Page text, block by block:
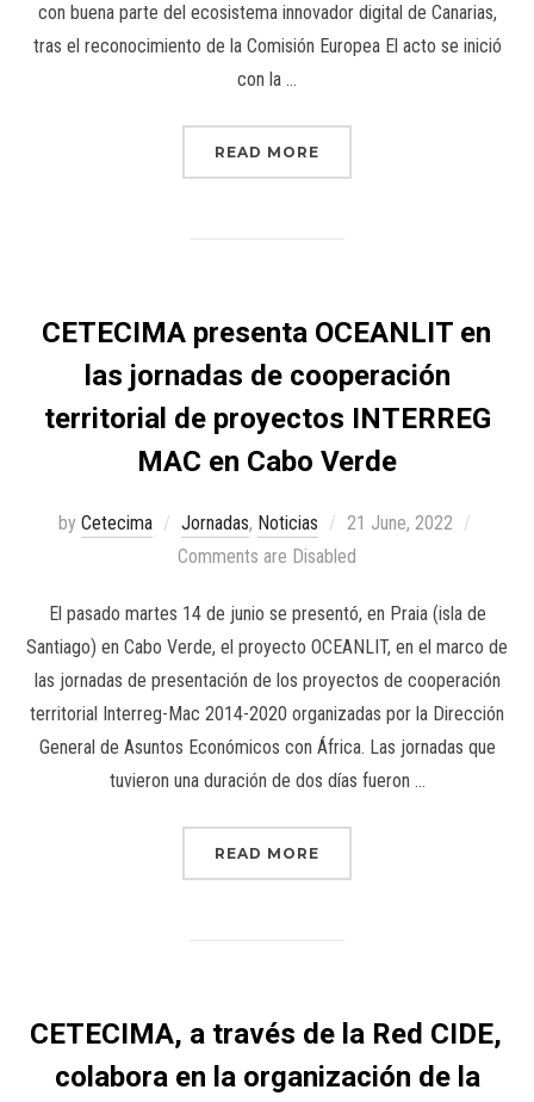
con buena parte del ecosistema innovador digital de Canarias,
tras el reconocimiento de la Comisión Europea El acto se inició
con la …
READ MORE
CETECIMA presenta OCEANLIT en
las jornadas de cooperación
territorial de proyectos INTERREG
MAC en Cabo Verde
by Cetecima Jornadas, Noticias
21 June, 2022
Comments are Disabled
El pasado martes 14 de junio se presentó, en Praia (isla de
Santiago) en Cabo Verde, el proyecto OCEANLIT, en el marco de
las jornadas de presentación de los proyectos de cooperación
territorial Interreg-Mac 2014-2020 organizadas por la Dirección
General de Asuntos Económicos con África. Las jornadas que
tuvieron una duración de dos días fueron …
READ MORE
CETECIMA, a través de la Red CIDE,
colabora en la organización de la